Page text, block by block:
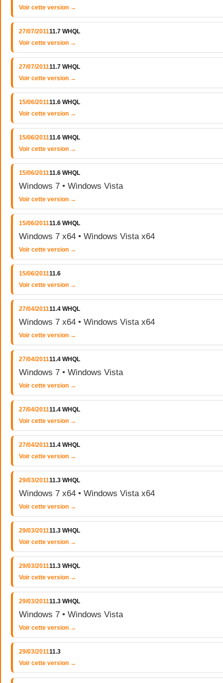
Voir cette version →
27/07/201111.7 WHQL
Voir cette version →
27/07/201111.7 WHQL
Voir cette version →
15/06/201111.6 WHQL
Voir cette version →
15/06/201111.6 WHQL
Voir cette version →
15/06/201111.6 WHQL
Windows 7 • Windows Vista
Voir cette version →
15/06/201111.6 WHQL
Windows 7 x64 • Windows Vista x64
Voir cette version →
15/06/201111.6
Voir cette version →
27/04/201111.4 WHQL
Windows 7 x64 • Windows Vista x64
Voir cette version →
27/04/201111.4 WHQL
Windows 7 • Windows Vista
Voir cette version →
27/04/201111.4 WHQL
Voir cette version →
27/04/201111.4 WHQL
Voir cette version →
29/03/201111.3 WHQL
Windows 7 x64 • Windows Vista x64
Voir cette version →
29/03/201111.3 WHQL
Voir cette version →
29/03/201111.3 WHQL
Voir cette version →
29/03/201111.3 WHQL
Windows 7 • Windows Vista
Voir cette version →
29/03/201111.3
Voir cette version →